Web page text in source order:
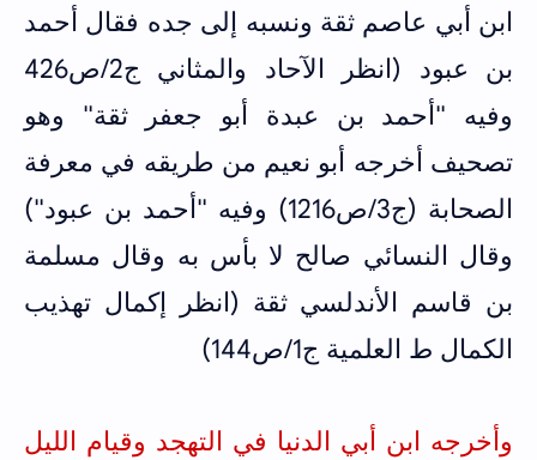
ابن أبي عاصم ثقة ونسبه إلى جده فقال أحمد
بن عبود (انظر الآحاد والمثاني ج2/ص426
وفيه "أحمد بن عبدة أبو جعفر ثقة" وهو
تصحيف أخرجه أبو نعيم من طريقه في معرفة
الصحابة (ج3/ص1216) وفيه "أحمد بن عبود")
وقال النسائي صالح لا بأس به وقال مسلمة
بن قاسم الأندلسي ثقة (انظر إكمال تهذيب
الكمال ط العلمية ج1/ص144)
وأخرجه ابن أبي الدنيا في التهجد وقيام الليل